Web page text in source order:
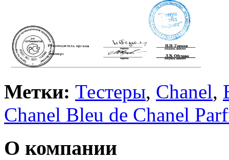
Метки: Тестеры, Chanel,
Chanel Bleu de Chanel
О компании